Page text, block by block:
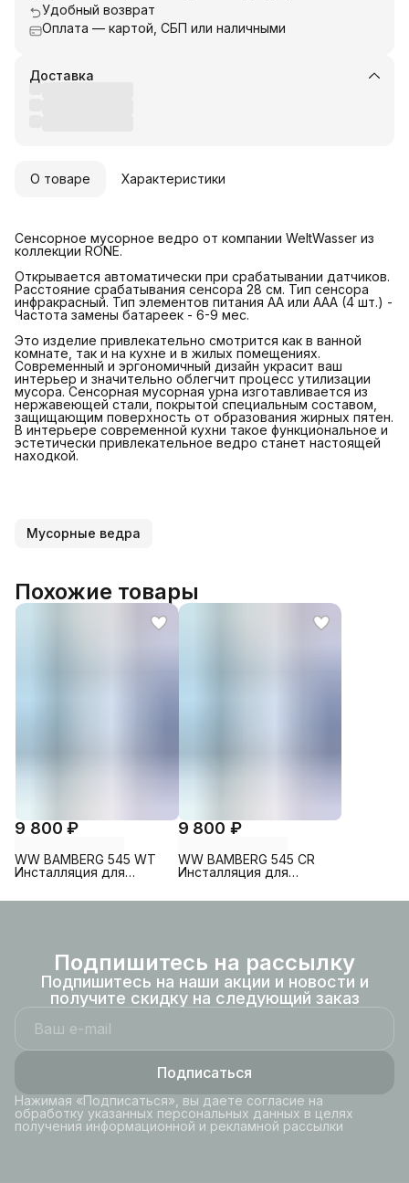
Удобный возврат
Оплата — картой, СБП или наличными
Доставка
О товаре Характеристики
Сенсорное мусорное ведро от компании WeltWasser из
коллекции RONE.
Открывается автоматически при срабатывании датчиков.
Расстояние срабатывания сенсора 28 см. Тип сенсора
инфракрасный. Тип элементов питания АА или AAA (4 шт.) -
Частота замены батареек - 6-9 мес.
Это изделие привлекательно смотрится как в ванной
комнате, так и на кухне и в жилых помещениях.
Современный и эргономичный дизайн украсит ваш
интерьер и значительно облегчит процесс утилизации
мусора. Сенсорная мусорная урна изготавливается из
нержавеющей стали, покрытой специальным составом,
защищающим поверхность от образования жирных пятен.
В интерьере современной кухни такое функциональное и
эстетически привлекательное ведро станет настоящей
находкой.
Мусорные ведра
Похожие товары
9 800 ₽
WW BAMBERG 545 WT
Инсталляция для
рамка хром.
9 800 ₽
WW BAMBERG 545 CR
Инсталляция для
рамка хром.
Подпишитесь на рассылку
Подпишитесь на наши акции и новости и
получите скидку на следующий заказ
Подписаться
Нажимая «Подписаться», вы даете согласие на
обработку указанных персональных данных в целях
получения информационной и рекламной рассылки